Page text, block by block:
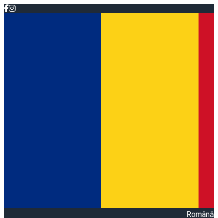
Română